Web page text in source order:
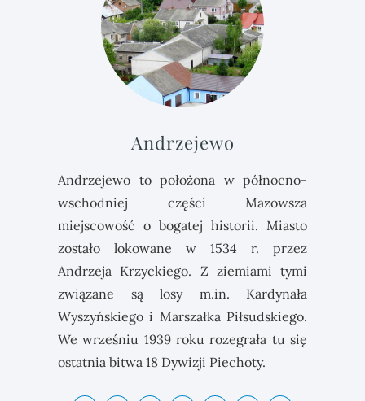
Andrzejewo
Andrzejewo to położona w północno-
wschodniej części Mazowsza
miejscowość o bogatej historii. Miasto
zostało lokowane w 1534 r. przez
Andrzeja Krzyckiego. Z ziemiami tymi
związane są losy m.in. Kardynała
Wyszyńskiego i Marszałka Piłsudskiego.
We wrześniu 1939 roku rozegrała tu się
ostatnia bitwa 18 Dywizji Piechoty.